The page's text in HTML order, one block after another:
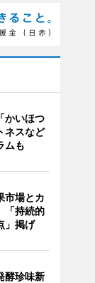
かいほつ
スなど
ムも
市場とカ
持続的
」掲げ
酵珍味新